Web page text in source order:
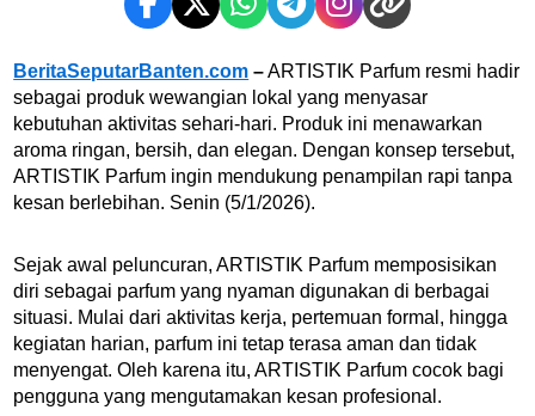
BeritaSeputarBanten.com –ARTISTIK Parfum resmi hadir
sebagai produk wewangian lokal yang menyasar
kebutuhan aktivitas sehari-hari. Produk ini menawarkan
aroma ringan, bersih, dan elegan. Dengan konsep tersebut,
ARTISTIK Parfum ingin mendukung penampilan rapi tanpa
kesan berlebihan. Senin (5/1/2026).
Sejak awal peluncuran, ARTISTIK Parfum memposisikan
diri sebagai parfum yang nyaman digunakan di berbagai
situasi. Mulai dari aktivitas kerja, pertemuan formal, hingga
kegiatan harian, parfum ini tetap terasa aman dan tidak
menyengat. Oleh karena itu, ARTISTIK Parfum cocok bagi
pengguna yang mengutamakan kesan profesional.